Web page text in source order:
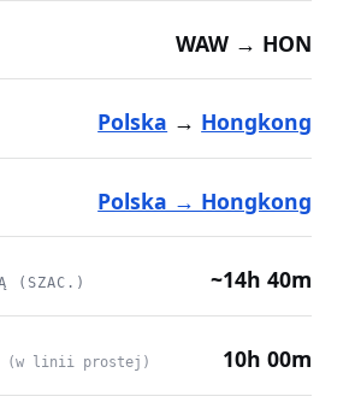
WAW → HON
Polska → Hongkong
Polska → Hongkong
(SZAC.) ~14h 40m
(w linii prostej) 10h 00m